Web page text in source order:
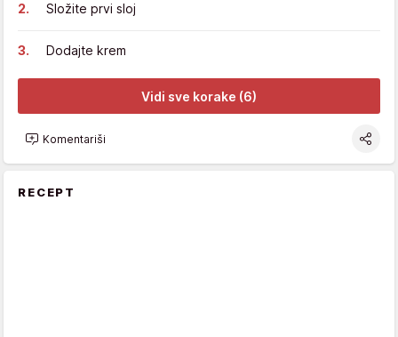
Složite prvi sloj
Dodajte krem
Vidi sve korake (6)
Komentariši
RECEPT